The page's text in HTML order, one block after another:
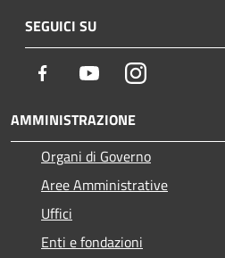
SEGUICI SU
Facebook YoutubeInstagram
AMMINISTRAZIONE
Organi di Governo
Aree Amministrative
Uffici
Enti e fondazioni